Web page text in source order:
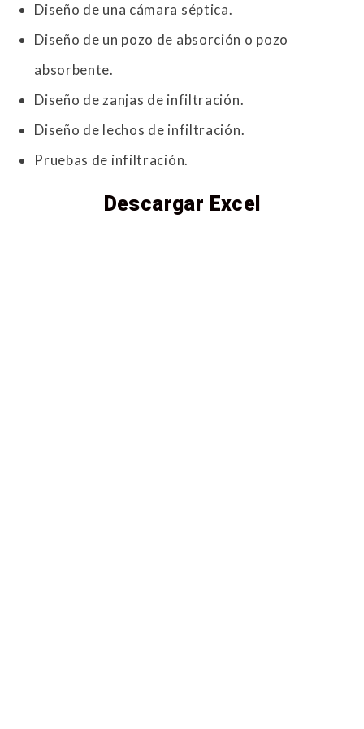
Diseño de una cámara séptica.
Diseño de un pozo de absorción o pozo
absorbente.
Diseño de zanjas de infiltración.
Diseño de lechos de infiltración.
Pruebas de infiltración.
Descargar Excel